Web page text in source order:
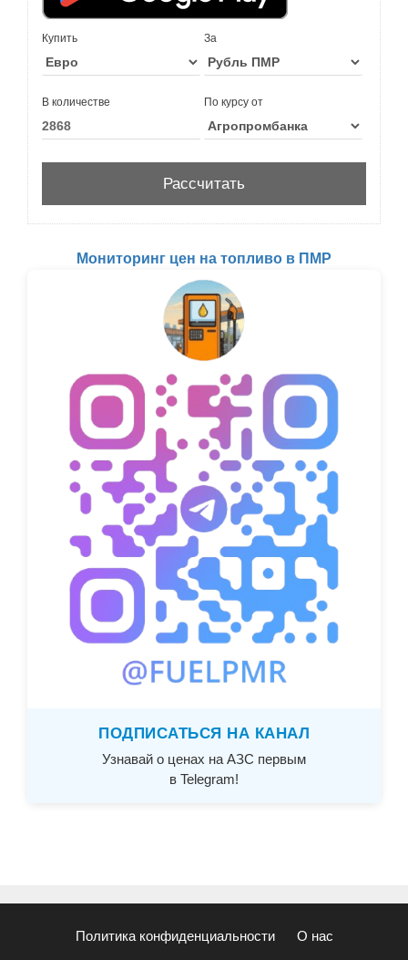
Купить За
В количестве По курсу от
Мониторинг цен на топливо в ПМР
ПОДПИСАТЬСЯ НА КАНАЛ
Узнавай о ценах на АЗС первым
в Telegram!
Политика конфиденциальности О нас